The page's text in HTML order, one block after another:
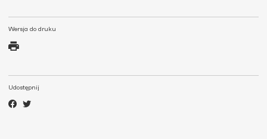
Wersja do druku
Udostępnij